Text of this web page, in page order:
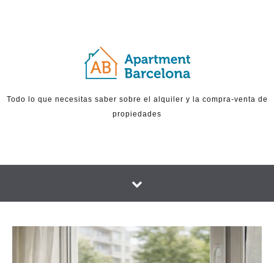
Todo lo que necesitas saber sobre el alquiler y la compra-venta de
propiedades